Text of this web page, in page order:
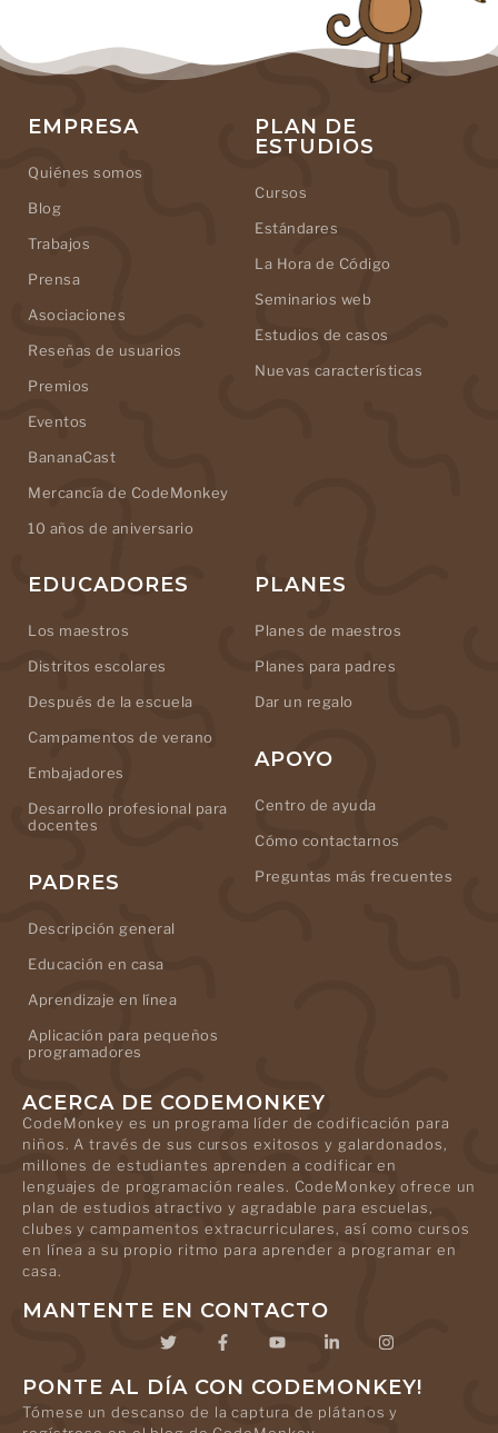
EMPRESA
Quiénes somos
Blog
Trabajos
Prensa
Asociaciones
Reseñas de usuarios
Premios
Eventos
BananaCast
Mercancía de CodeMonkey
10 años de aniversario
PLAN DE
ESTUDIOS
Cursos
Estándares
La Hora de Código
Seminarios web
Estudios de casos
Nuevas características
EDUCADORES
Los maestros
Distritos escolares
Después de la escuela
Campamentos de verano
Embajadores
Desarrollo profesional para
docentes
PADRES
Descripción general
Educación en casa
Aprendizaje en línea
Aplicación para pequeños
programadores
PLANES
Planes de maestros
Planes para padres
Dar un regalo
APOYO
Centro de ayuda
Cómo contactarnos
Preguntas más frecuentes
ACERCA DE CODEMONKEY
CodeMonkey es un programa líder de codificación para
niños. A través de sus cursos exitosos y galardonados,
millones de estudiantes aprenden a codificar en
lenguajes de programación reales. CodeMonkey ofrece un
plan de estudios atractivo y agradable para escuelas,
clubes y campamentos extracurriculares, así como cursos
en línea a su propio ritmo para aprender a programar en
casa.
MANTENTE EN CONTACTO
PONTE AL DÍA CON CODEMONKEY!
Tómese un descanso de la captura de plátanos y